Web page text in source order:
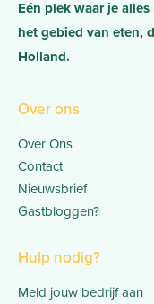
Eén plek waar je
het gebied van eten,
Holland.
Over ons
Over Ons
Contact
Nieuwsbrief
Gastbloggen?
Hulp nodig?
Meld jouw bedrijf aan